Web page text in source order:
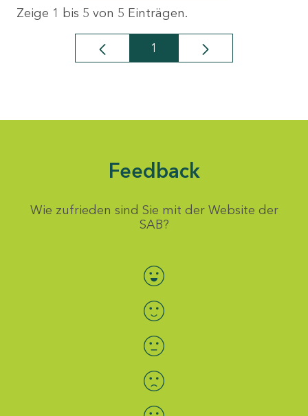
Zeige 1 bis 5 von 5 Einträgen.
Seite
1
Feedback
Wie zufrieden sind Sie mit der Website der
SAB?
Bewertung auswählen